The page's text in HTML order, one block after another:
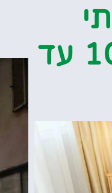
משפחות. נוער בגילאי 10 עד